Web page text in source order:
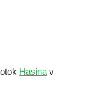
Hasina v